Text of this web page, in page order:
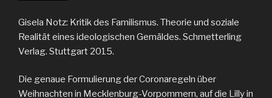
Gisela Notz: Kritik des Familismus. Theorie und soziale
Realität eines ideologischen Gemäldes. Schmetterling
Verlag. Stuttgart 2015.
Die genaue Formulierung der Coronaregeln über
Weihnachten in Mecklenburg-Vorpommern, auf die Lilly in